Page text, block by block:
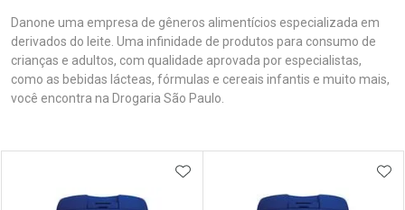
Danone uma empresa de gêneros alimentícios especializada em
derivados do leite. Uma infinidade de produtos para consumo de
crianças e adultos, com qualidade aprovada por especialistas,
como as bebidas lácteas, fórmulas e cereais infantis e muito mais,
você encontra na Drogaria São Paulo.
ADICIONAR AOS FAVORITOS